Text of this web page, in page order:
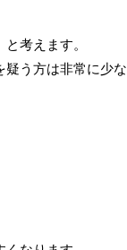
考えます。
疑う方は非常に少な